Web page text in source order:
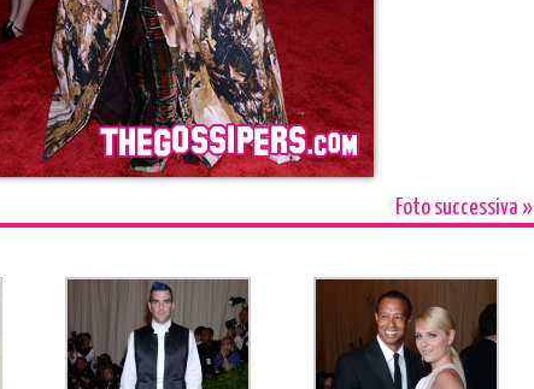
Foto successiva »